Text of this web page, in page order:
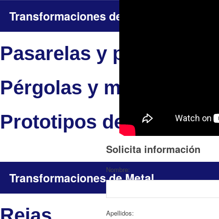
Transformaciones de Metal
Pasarelas y puentes
Pérgolas y marquesinas
Prototipos de
Transformaciones de Metal
Solicita información
Nombre:
Apellidos: